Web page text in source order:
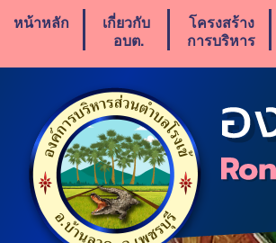
หน้าหลัก
เกี่ยวกับ
อบต.
โครงสร้าง
การบริหาร